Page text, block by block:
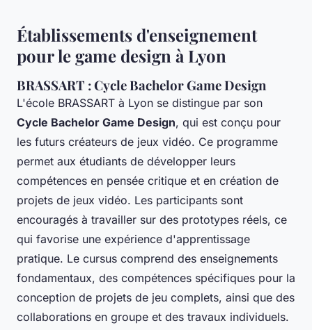
Établissements d'enseignement
pour le game design à Lyon
BRASSART : Cycle Bachelor Game Design
L'école BRASSART à Lyon se distingue par son
Cycle Bachelor Game Design, qui est conçu pour
les futurs créateurs de jeux vidéo. Ce programme
permet aux étudiants de développer leurs
compétences en pensée critique et en création de
projets de jeux vidéo. Les participants sont
encouragés à travailler sur des prototypes réels, ce
qui favorise une expérience d'apprentissage
pratique. Le cursus comprend des enseignements
fondamentaux, des compétences spécifiques pour la
conception de projets de jeu complets, ainsi que des
collaborations en groupe et des travaux individuels.